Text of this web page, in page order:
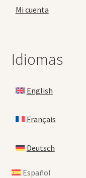
Mi cuenta
Idiomas
English
Français
Deutsch
Español